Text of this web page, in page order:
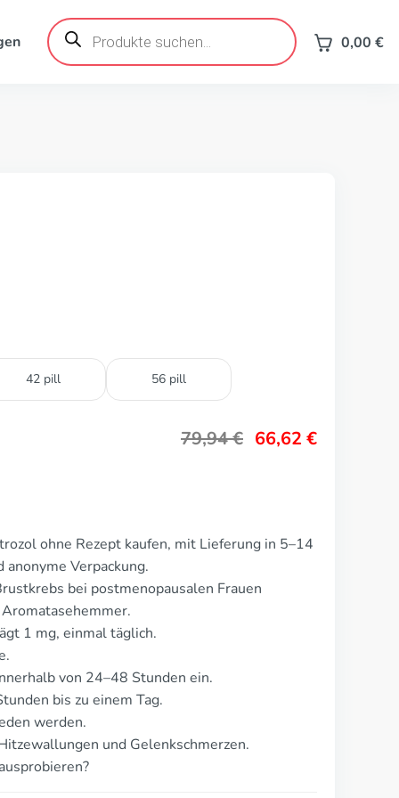
Products
search 0,00 €
42 pill 56 pill
79,94€ 66,62 €
ohne Rezept kaufen, mit Lieferung in 5–14
Verpackung.
bei postmenopausalen Frauen
1 mg, einmal täglich.
von 24–48 Stunden ein.
bis zu einem Tag.
werden.
und Gelenkschmerzen.